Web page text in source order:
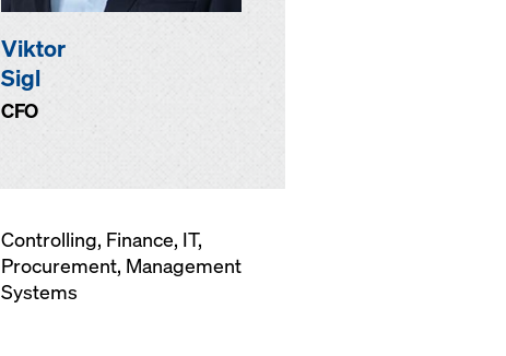
Viktor
Sigl
CFO
Controlling, Finance, IT,
Procurement, Management
Systems